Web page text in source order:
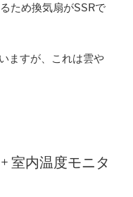
ため換気扇がSSRで
ますが、これは雲や
室内温度モニタ